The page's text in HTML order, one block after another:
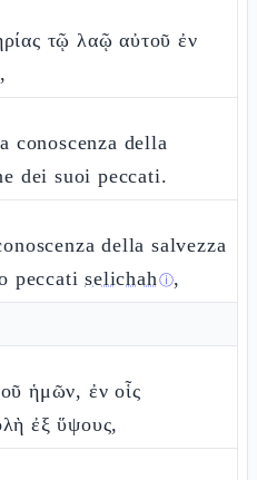
τῷ λαῷ αὐτοῦ ἐν
conoscenza della
dei suoi peccati.
della salvezza
peccatiselichahⓘ,
ἡμῶν, ἐν οἷς
ἐξ ὕψους,